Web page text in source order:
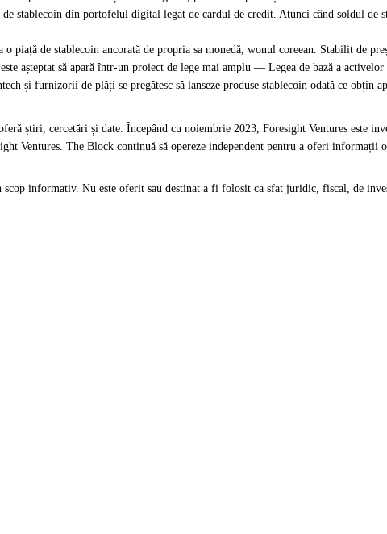
din portofelul digital legat de cardul de credit. Atunci când soldul de
de stablecoin ancorată de propria sa monedă, wonul coreean. Stabilit de
așteptat să apară într-un proiect de lege mai amplu — Legea de bază a
și furnizorii de plăți se pregătesc să lanseze produse stablecoin odată ce obțin
știri, cercetări și date. Începând cu noiembrie 2023, Foresight Ventures este
Ventures. The Block continuă să opereze independent pentru a oferi
informativ. Nu este oferit sau destinat a fi folosit ca sfat juridic, fiscal, de